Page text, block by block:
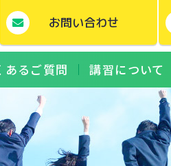
あるご質問 講習について
お問い合わせ